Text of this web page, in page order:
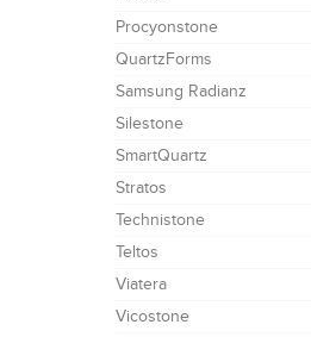
Procyonstone
QuartzForms
Samsung Radianz
Silestone
SmartQuartz
Stratos
Technistone
Teltos
Viatera
Vicostone